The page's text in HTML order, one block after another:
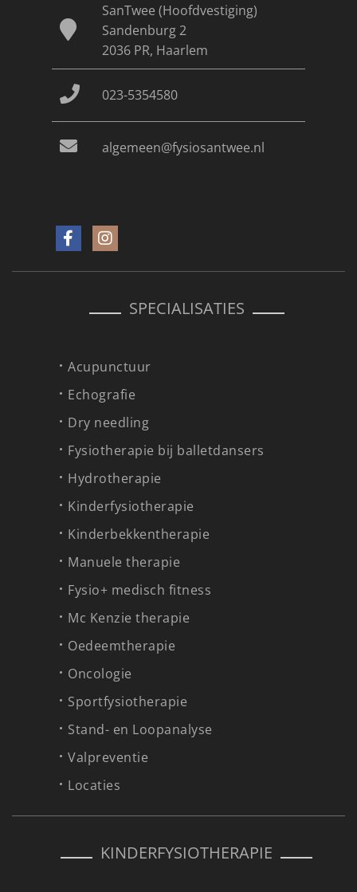
SanTwee (Hoofdvestiging)
Sandenburg 2
2036 PR, Haarlem
023-5354580
algemeen@fysiosantwee.nl
SPECIALISATIES
Acupunctuur
Echografie
Dry needling
Fysiotherapie bij balletdansers
Hydrotherapie
Kinderfysiotherapie
Kinderbekkentherapie
Manuele therapie
Fysio+ medisch fitness
Mc Kenzie therapie
Oedeemtherapie
Oncologie
Sportfysiotherapie
Stand- en Loopanalyse
Valpreventie
Locaties
KINDERFYSIOTHERAPIE